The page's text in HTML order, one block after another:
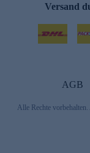
Versand
AGB
Alle Rechte